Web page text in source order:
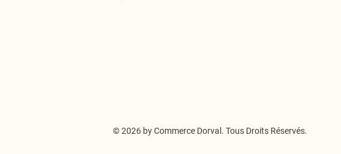
© 2026 by Commerce Dorval. Tous Droits Réservés.